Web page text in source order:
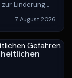
Linderung
7. August 2026